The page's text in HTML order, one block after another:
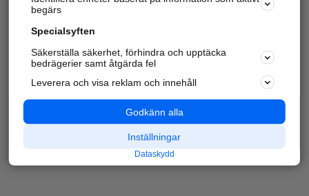
begärs
Specialsyften
Säkerställa säkerhet, förhindra och upptäcka
bedrägerier samt åtgärda fel
Leverera och visa reklam och innehåll
Godkänn alla
Inställningar
Dataskydd